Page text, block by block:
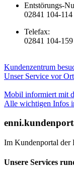
Entstörungs-
02841 104-114
Telefax:
02841 104-159
Kundenzentrum
Unser Service vor Ort
Mobil informiert mit
Alle wichtigen Infos
Im Kundenportal der
Unsere Services